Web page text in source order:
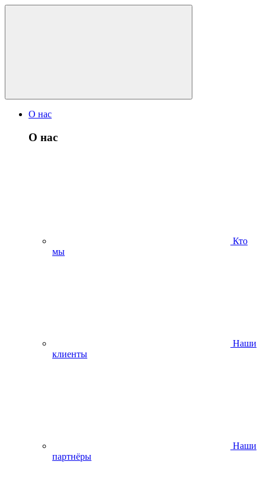
О нас
О нас
Кто
мы
Наши
клиенты
Наши
партнёры